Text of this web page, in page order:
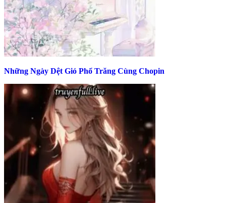
Những Ngày Dệt Gió Phổ Trăng Cùng Chopin